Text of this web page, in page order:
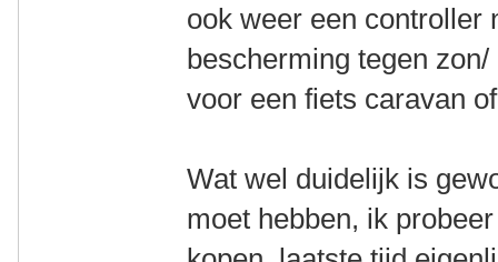
ook weer een controller
bescherming tegen
voor een fiets caravan
Wat wel duidelijk is
moet hebben, ik